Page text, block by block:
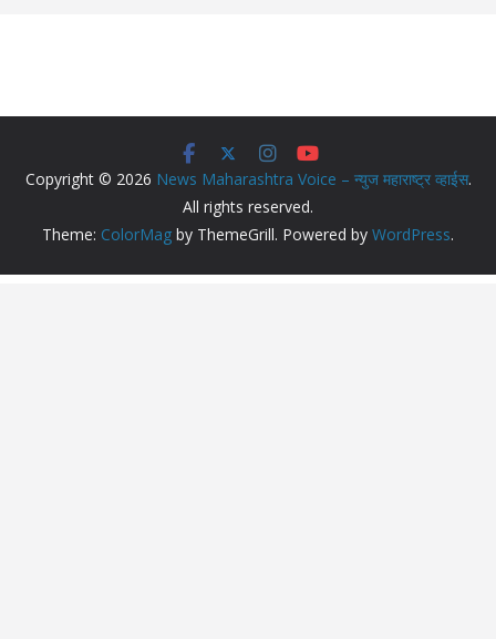
Copyright © 2026 News Maharashtra Voice – न्युज महाराष्ट्र व्हाईस.
All rights reserved.
Theme: ColorMag by ThemeGrill. Powered by WordPress.